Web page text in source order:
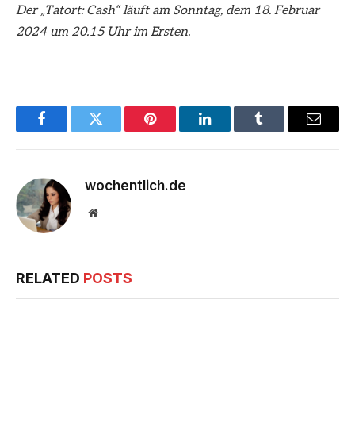
Der „Tatort: Cash“ läuft am Sonntag, dem 18. Februar
2024 um 20.15 Uhr im Ersten.
FacebookTwitter Pinterest LinkedInTumblr Email
wochentlich.de
Website
RELATED POSTS